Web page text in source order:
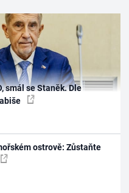
smál se Staněk. Dle
ostrově: Zůstaňte